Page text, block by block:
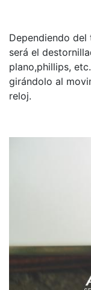
Dependiendo
será el
plano,phillips,
girándolo al
reloj.